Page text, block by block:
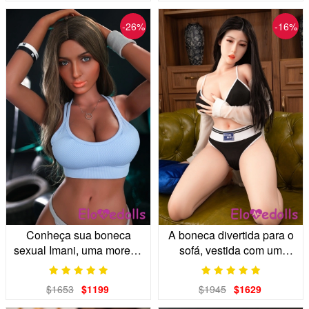
-26%
Conheça sua boneca
sexual Imani, uma morena
curvilínea e em ótima
1,68m
$1653 $1199
-16%
A boneca divertida para o
sofá, vestida com um
elegante conjunto
$1945 $1629